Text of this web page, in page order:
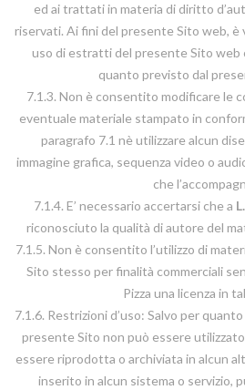
ed ai trattati in materia di diritto
riservati. Ai fini del presente Sito web,
uso di estratti del presente Sito web
quanto previsto dal
7.1.3. Non è consentito modificare le
eventuale materiale stampato in
paragrafo 7.1 nè utilizzare alcun
immagine grafica, sequenza video o
che
7.1.4. E’ necessario accertarsi che a
riconosciuto la qualità di autore del
7.1.5. Non è consentito l’utilizzo di
Sito stesso per finalità commerciali
Pizza una licenza in
7.1.6. Restrizioni d’uso: Salvo per
presente Sito non può essere
essere riprodotta o archiviata in alcun
inserito in alcun sistema o servizio,